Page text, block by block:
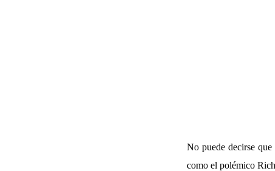
No puede decirse que
como el polémico